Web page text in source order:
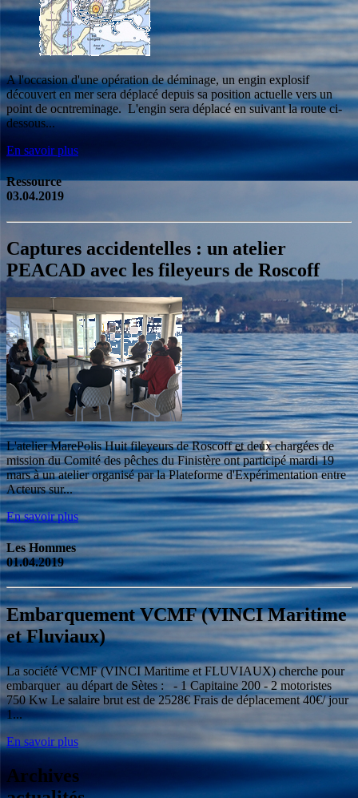
A l'occasion d'une opération de déminage, un engin explosif
découvert en mer sera déplacé depuis sa position actuelle vers un
point de ocntreminage. L'engin sera déplacé en suivant la route ci-
dessous...
En savoir plus
Ressource
03.04.2019
Captures accidentelles : un atelier
PEACAD avec les fileyeurs de Roscoff
L'atelier MarePolis Huit fileyeurs de Roscoff et deux chargées de
mission du Comité des pêches du Finistère ont participé mardi 19
mars à un atelier organisé par la Plateforme d'Expérimentation entre
Acteurs sur...
En savoir plus
Les Hommes
01.04.2019
Embarquement VCMF (VINCI Maritime
et Fluviaux)
La société VCMF (VINCI Maritime et FLUVIAUX) cherche pour
embarquer au départ de Sètes : - 1 Capitaine 200 - 2 motoristes
750 Kw Le salaire brut est de 2528€ Frais de déplacement 40€/ jour
1...
En savoir plus
Archives